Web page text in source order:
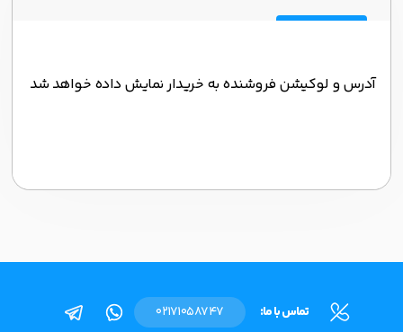
آدرس و لوکیشن فروشنده به خریدار نمایش داده خواهد شد
تماس با ما: 02171058747